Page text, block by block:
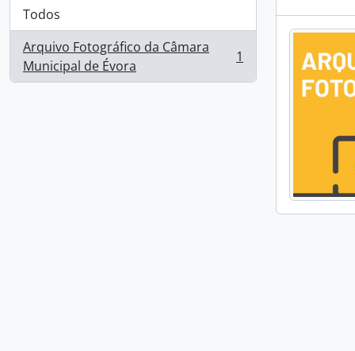
Todos
Arquivo Fotográfico da Câmara
Municipal de Évora
, 1 resultados 1